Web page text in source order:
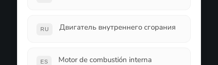
RU Двигатель внутреннего сгорания
ES Motor de combustión interna